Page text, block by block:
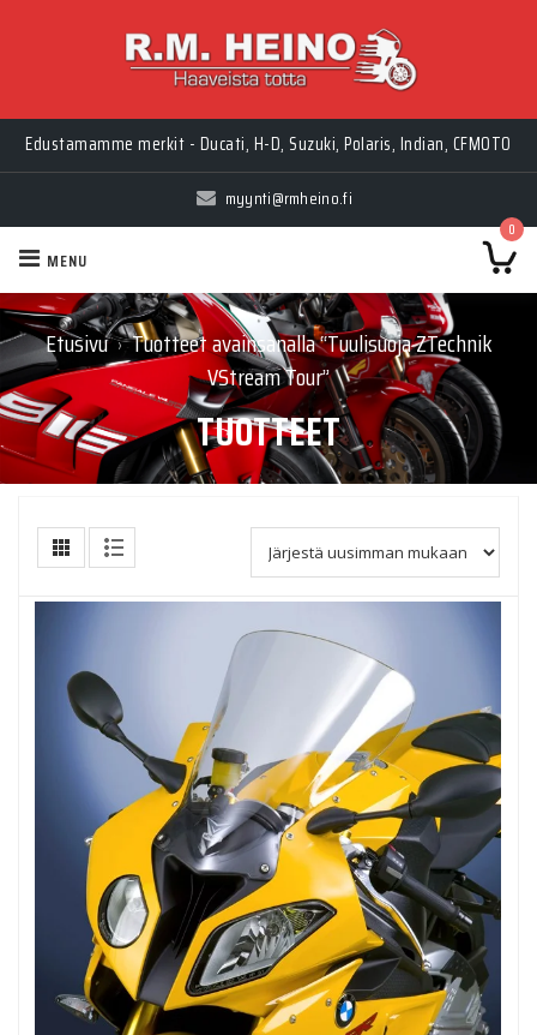
Edustamamme merkit - Ducati, H-D, Suzuki, Polaris, Indian, CFMOTO
myynti@rmheino.fi
0
MENU
Etusivu › Tuotteet avainsanalla “Tuulisuoja ZTechnik
VStream Tour”
TUOTTEET